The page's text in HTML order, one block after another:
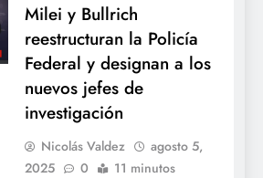
Milei y Bullrich
reestructuran la Policía
Federal y designan a los
nuevos jefes de
investigación
Nicolás Valdez
agosto 5,
2025
0 11 minutos